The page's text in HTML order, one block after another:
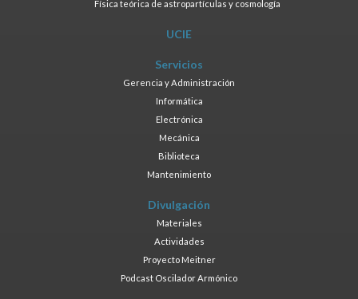
Física teórica de astropartículas y cosmología
UCIE
Servicios
Gerencia y Administración
Informática
Electrónica
Mecánica
Biblioteca
Mantenimiento
Divulgación
Materiales
Actividades
Proyecto Meitner
Podcast Oscilador Armónico